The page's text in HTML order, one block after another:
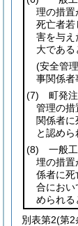
理の措置
死亡者若
害を与え
大である
(安全管
事関係者
(7) 町発注
管理の措
関係者
と認めら
(8) 一般工
埋の措置
係者に死
合におい
められる
別表第2(第2